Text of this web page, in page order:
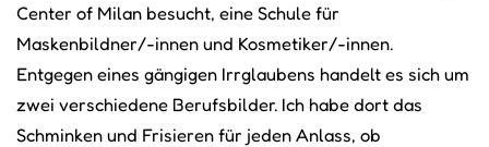
Center of Milan besucht, eine Schule für
Maskenbildner/-innen und Kosmetiker/-innen.
Entgegen eines gängigen Irrglaubens handelt es sich um
zwei verschiedene Berufsbilder. Ich habe dort das
Schminken und Frisieren für jeden Anlass, ob